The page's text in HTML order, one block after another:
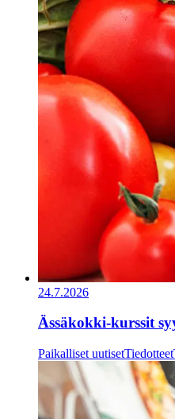
24.7.2026
Ässäkokki-kurssit
Paikalliset uutisetTiedotteet